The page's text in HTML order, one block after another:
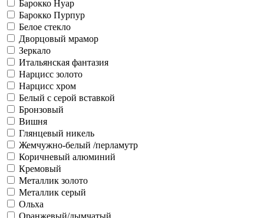
Барокко Нуар
Барокко Пурпур
Белое стекло
Дворцовый мрамор
Зеркало
Итальянская фантазия
Нарцисс золото
Нарцисс хром
Белый с серой вставкой
Бронзовый
Вишня
Глянцевый никель
Жемчужно-белый /перламутр
Коричневый алюминий
Кремовый
Металлик золото
Металлик серый
Ольха